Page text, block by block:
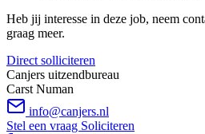
Heb jij interesse in deze job, neem
graag meer.
Direct solliciteren
Canjers uitzendbureau
Carst Numan
info@canjers.nl
Stel een vraag Soliciteren